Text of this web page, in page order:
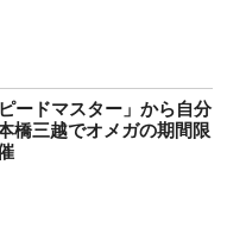
ードマスター」から自分
橋三越でオメガの期間限